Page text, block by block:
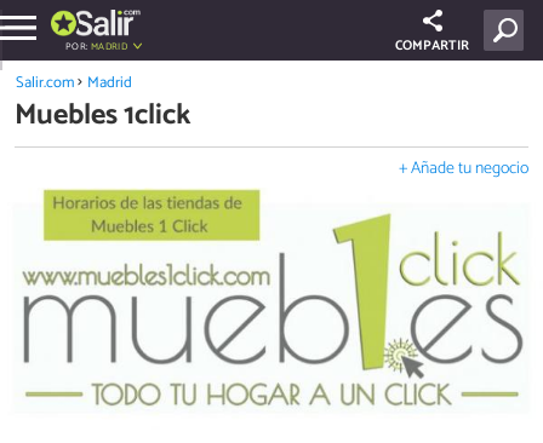
POR: MADRID COMPARTIR
Salir.com Madrid
Muebles 1click
+ Añade tu negocio